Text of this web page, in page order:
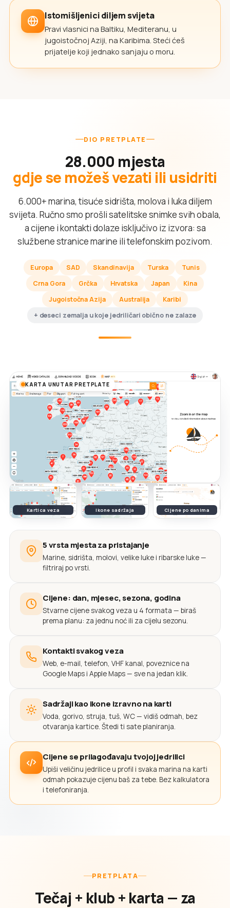
Istomišljenici diljem svijeta
Pravi vlasnici na Baltiku, Mediteranu, u
jugoistočnoj Aziji, na Karibima. Steći ćeš
prijatelje koji jednako sanjaju o moru.
DIO PRETPLATE
28.000 mjesta
gdje se možeš vezati ili usidriti
6.000+ marina, tisuće sidrišta, molova i luka diljem
svijeta. Ručno smo prošli satelitske snimke svih obala,
a cijene i kontakti dolaze isključivo iz izvora: sa
službene stranice marine ili telefonskim pozivom.
Europa SAD Skandinavija Turska
Tunis
Crna Gora
Grčka Hrvatska Japan
Kina
Jugoistočna Azija
Australija
Karibi
+ deseci zemalja u koje jedriličari obično ne zalaze
KARTA UNUTAR PRETPLATE
Kartica veza Ikone sadržaja Cijene po danima
5 vrsta mjesta za pristajanje
Marine, sidrišta, molovi, velike luke i ribarske luke —
filtriraj po vrsti.
Cijene: dan, mjesec, sezona, godina
Stvarne cijene svakog veza u 4 formata — biraš
prema planu: za jednu noć ili za cijelu sezonu.
Kontakti svakog veza
Web, e-mail, telefon, VHF kanal, poveznice na
Google Maps i Apple Maps — sve na jedan klik.
Sadržaji kao ikone izravno na karti
Voda, gorivo, struja, tuš, WC — vidiš odmah, bez
otvaranja kartice. Štedi ti sate planiranja.
Cijene se prilagođavaju tvojoj jedrilici
Upiši veličinu jedrilice u profil i svaka marina na karti
odmah pokazuje cijenu baš za tebe. Bez kalkulatora
i telefoniranja.
PRETPLATA
Tečaj + klub + karta — za